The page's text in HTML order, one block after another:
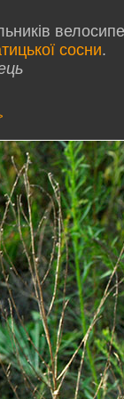
сосни.